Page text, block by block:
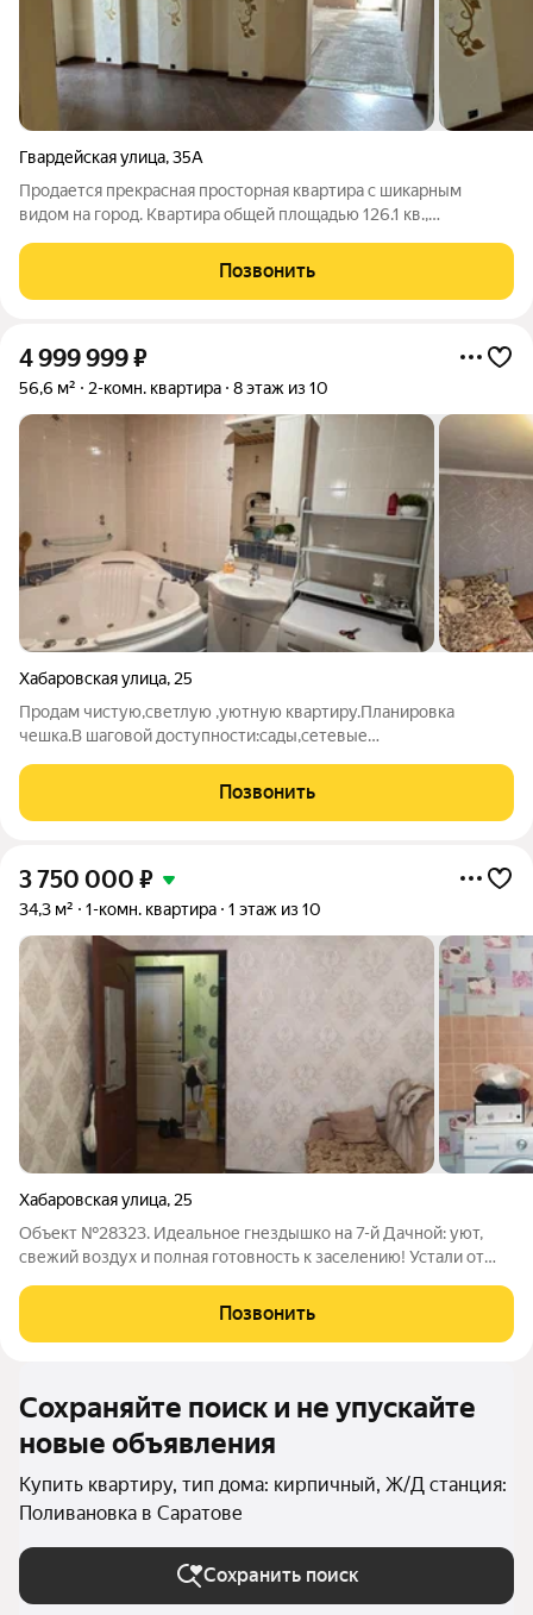
Гвардейская улица,35А
Продается прекрасная просторная квартира с шикарным
видом на город. Квартира общей площадью 126.1 кв.,
отличный вид на 3 стороны. Квартира очень теплая. Частично
сделан ремонт,требуется не
Позвонить
4 999 999₽
56,6 м² 2-комн. квартира 8 этаж из 10
Хабаровская улица, 25
Продам чистую,светлую ,уютную квартиру.Планировка
чешка.В шаговой доступности:сады,сетевые
одобрить ипотеку!Звоните,завтра может быть уже продано!!!
Позвонить
3 750 000 ₽
34,3 м² 1-комн. квартира 1 этаж из 10
Хабаровская улица, 25
Объект №28323. Идеальное гнездышко на 7-й Дачной: уют,
свежий воздух и полная готовность к заселению! Устали от
грудью? Эта уютная однушка на высоком первом этаже
кирпичного дома 2010 года постройки
Позвонить
Сохраняйте поиск и не упускайте
новые объявления
Купить квартиру, тип дома: кирпичный, Ж/Д станция:
Поливановка в Саратове
Сохранить поиск